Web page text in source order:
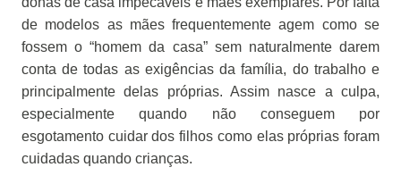
de modelos as mães frequentemente agem como se
fossem o “homem da casa” sem naturalmente darem
conta de todas as exigências da família, do trabalho e
principalmente delas próprias. Assim nasce a culpa,
especialmente quando não conseguem por
esgotamento cuidar dos filhos como elas próprias foram
cuidadas quando crianças.